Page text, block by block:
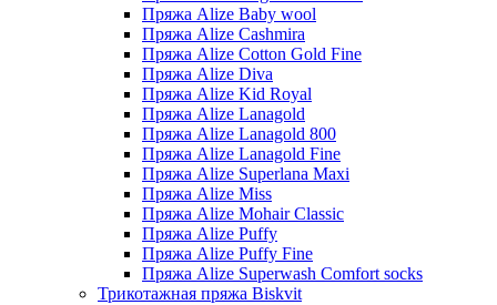
Пряжа Alize Baby wool
Пряжа Alize Cashmira
Пряжа Alize Cotton Gold Fine
Пряжа Alize Diva
Пряжа Alize Kid Royal
Пряжа Alize Lanagold
Пряжа Alize Lanagold 800
Пряжа Alize Lanagold Fine
Пряжа Alize Superlana Maxi
Пряжа Alize Miss
Пряжа Alize Mohair Classic
Пряжа Alize Puffy
Пряжа Alize Puffy Fine
Пряжа Alize Superwash Comfort socks
Трикотажная пряжа Biskvit